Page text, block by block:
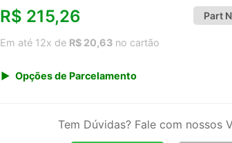
R$ 215,26 Part
Em até 12x de R$ 20,63 no cartão
Opções de Parcelamento
Tem Dúvidas? Fale com nossos